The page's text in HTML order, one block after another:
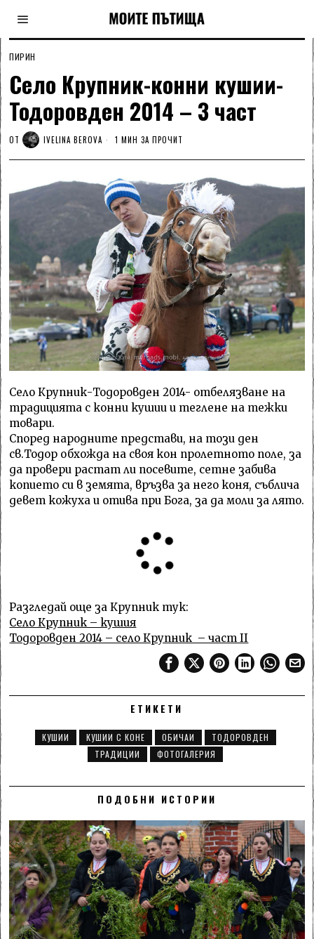
ПИРИН
Село Крупник-конни кушии-
Тодоровден 2014 – 3 част
ОТ IVELINA BEROVA 1 МИН ЗА ПРОЧИТ
Село Крупник-Тодоровден 2014- отбелязване на
традицията с конни кушии и теглене на тежки
товари.
Според народните представи, на този ден
св.Тодор обхожда на своя кон пролетното поле, за
да провери растат ли посевите, сетне забива
копието си в земята, връзва за него коня, съблича
девет кожуха и отива при Бога, за да моли за лято.
Разгледай още за Крупник тук:
Село Крупник – кушия
Тодоровден 2014 – село Крупник – част II
ЕТИКЕТИ
КУШИИ КУШИИ С КОНЕ ОБИЧАИ
ТОДОРОВДЕН
ТРАДИЦИИ
ФОТОГАЛЕРИЯ
ПОДОБНИ ИСТОРИИ